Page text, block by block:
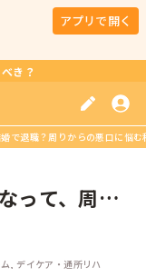
アプリで開く
き？
で退職？周りからの悪口に悩
って、周り
, デイケア・通所リハ